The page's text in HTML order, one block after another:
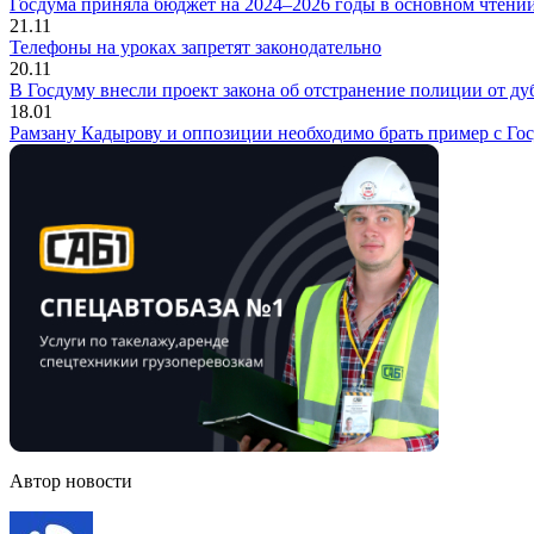
21.11
Телефоны на уроках запретят законодательно
20.11
В Госдуму внесли проект закона об отстранение полиции от
18.01
Рамзану Кадырову и оппозиции необходимо брать пример с
Автор новости